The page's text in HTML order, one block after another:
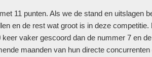
11 punten. Als we de stand en uitslagen
en de rest wat groot is in deze
vaker gescoord dan de nummer 7 en
maanden van hun directe